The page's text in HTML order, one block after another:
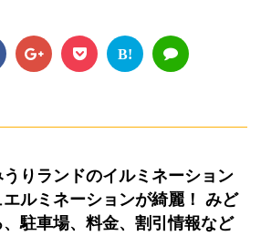
B!
うりランドのイルミネーション
エルミネーションが綺麗！ みど
、駐車場、料金、割引情報など